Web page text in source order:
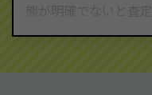
態が明確でないと査
せん。廃車・事故車